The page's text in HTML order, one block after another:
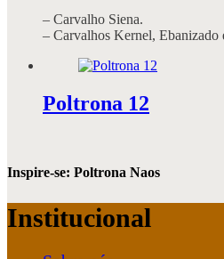
– Carvalho Siena.
– Carvalhos Kernel, Ebanizado
Poltrona 12
Inspire-se: Poltrona Naos
Institucional